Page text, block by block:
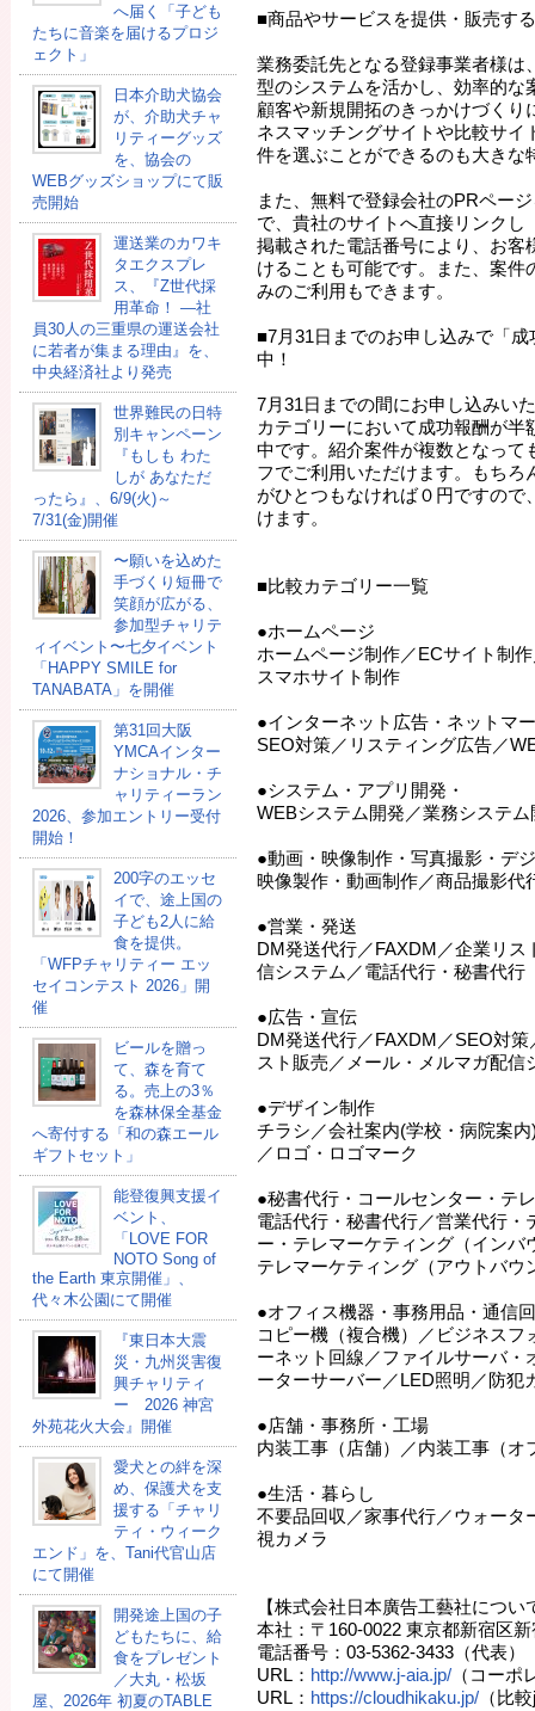
へ届く「子ども
たちに音楽を届けるプロジ
ェクト」
日本介助犬協会
が、介助犬チャ
リティーグッズ
を、協会の
WEBグッズショップにて販
売開始
運送業のカワキ
タエクスプレ
ス、『Z世代採
用革命！ ―社
員30人の三重県の運送会社
に若者が集まる理由』を、
中央経済社より発売
世界難民の日特
別キャンペーン
『もしも わた
しが あなただ
ったら』、6/9(火)～
7/31(金)開催
〜願いを込めた
手づくり短冊で
笑顔が広がる、
参加型チャリテ
ィイベント〜七夕イベント
「HAPPY SMILE for
TANABATA」を開催
第31回大阪
YMCAインター
ナショナル・チ
ャリティーラン
2026、参加エントリー受付
開始！
200字のエッセ
イで、途上国の
子ども2人に給
食を提供。
「WFPチャリティー エッ
セイコンテスト 2026」開
催
ビールを贈っ
て、森を育て
る。売上の3％
を森林保全基金
へ寄付する「和の森エール
ギフトセット」
能登復興支援イ
ベント、
「LOVE FOR
NOTO Song of
the Earth 東京開催」、
代々木公園にて開催
『東日本大震
災・九州災害復
興チャリティ
ー 2026 神宮
外苑花火大会』開催
愛犬との絆を深
め、保護犬を支
援する「チャリ
ティ・ウィーク
エンド」を、Tani代官山店
にて開催
開発途上国の⼦
どもたちに、給
⾷をプレゼント
／大丸・松坂
屋、2026年 初夏のTABLE
■商品やサービスを提供・販売す
業務委託先となる登録事業者様は
型のシステムを活かし、効率的な
顧客や新規開拓のきっかけづくり
ネスマッチングサイトや比較サイ
件を選ぶことができるのも大きな
また、無料で登録会社のPRペー
で、貴社のサイトへ直接リンクし
掲載された電話番号により、お客
けることも可能です。また、案件
みのご利用もできます。
■7月31日までのお申し込みで「
中！
7月31日までの間にお申し込みい
カテゴリーにおいて成功報酬が半
中です。紹介案件が複数となって
フでご利用いただけます。もちろ
がひとつもなければ０円ですので
けます。
■比較カテゴリー一覧
●ホームページ
ホームページ制作／ECサイト制
スマホサイト制作
●インターネット広告・ネットマ
SEO対策／リスティング広告／
●システム・アプリ開発・
WEBシステム開発／業務システ
●動画・映像制作・写真撮影・デ
映像製作・動画制作／商品撮影代
●営業・発送
DM発送代行／FAXDM／企業リ
信システム／電話代行・秘書代行
●広告・宣伝
DM発送代行／FAXDM／SEO対
スト販売／メール・メルマガ配信
●デザイン制作
チラシ／会社案内(学校・病院案
／ロゴ・ロゴマーク
●秘書代行・コールセンター・テ
電話代行・秘書代行／営業代行・
ー・テレマーケティング（インバ
テレマーケティング（アウトバウ
●オフィス機器・事務用品・通信
コピー機（複合機）／ビジネスフ
ーネット回線／ファイルサーバ・
ーターサーバー／LED照明／防犯
●店舗・事務所・工場
内装工事（店舗）／内装工事（オ
●生活・暮らし
不要品回収／家事代行／ウォータ
視カメラ
【株式会社日本廣告工藝社につい
本社：〒160-0022 東京都新宿区
電話番号：03-5362-3433（代表）
URL： http://www.j-aia.jp/（コーポ
URL： https://cloudhikaku.jp/（比